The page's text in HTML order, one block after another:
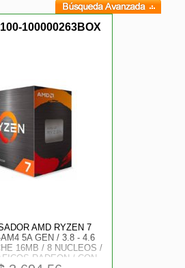
100-100000263BOX
AMD RYZEN 7
5A GEN / 3.8 - 4.6
16MB / 8 NUCLEOS /
RADEON / CON